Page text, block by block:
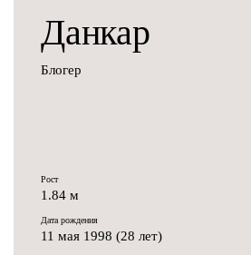
Данкар
Блогер
Рост
1.84 м
Дата рождения
11 мая 1998 (28 лет)